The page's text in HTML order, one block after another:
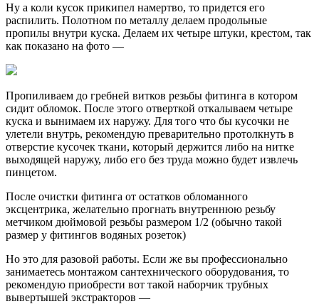
Ну а коли кусок прикипел намертво, то придется его
распилить. Полотном по металлу делаем продольные
пропилы внутри куска. Делаем их четыре штуки, крестом, так
как показано на фото —
Пропиливаем до гребней витков резьбы фитинга в котором
сидит обломок. После этого отверткой откалываем четыре
куска и вынимаем их наружу. Для того что бы кусочки не
улетели внутрь, рекомендую преварительно протолкнуть в
отверстие кусочек ткани, который держится либо на нитке
выходящей наружу, либо его без труда можно будет извлечь
пинцетом.
После очистки фитинга от остатков обломанного
эксцентрика, желательно прогнать внутреннюю резьбу
метчиком дюймовой резьбы размером 1/2 (обычно такой
размер у фитингов водяных розеток)
Но это для разовой работы. Если же вы профессионально
занимаетесь монтажом сантехнического оборудования, то
рекомендую приобрести вот такой наборчик трубных
вывертышей экстракторов —